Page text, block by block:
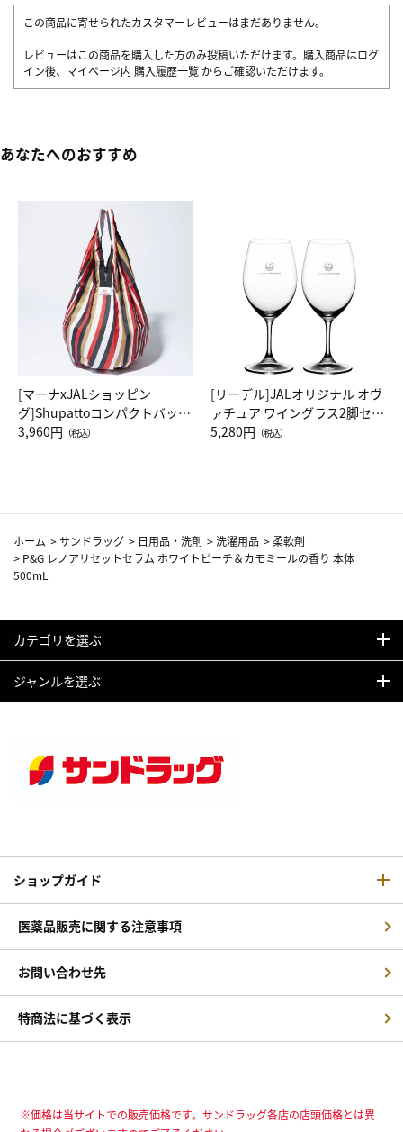
この商品に寄せられたカスタマーレビューはまだありません。
レビューはこの商品を購入した方のみ投稿いただけます。購入商品はログ
イン後、マイページ内 購入履歴一覧 からご確認いただけます。
あなたへのおすすめ
[マーナxJALショッピン
グ]Shupattoコンパクトバッグ
Drop JAL客室乗務員（LC）ス
3,960円 （税込）
[リーデル]JALオリジナル オヴ
ァチュア ワイングラス2脚セッ
ト（レッドワイン）
5,280円 （税込）
ホーム >サンドラッグ > 日用品・洗剤 >洗濯用品 >柔軟剤
> P&G レノアリセットセラム ホワイトピーチ＆カモミールの香り 本体
500mL
カテゴリを選ぶ
ジャンルを選ぶ
ショップガイド
医薬品販売に関する注意事項
お問い合わせ先
特商法に基づく表示
※価格は当サイトでの販売価格です。サンドラッグ各店の店頭価格とは異